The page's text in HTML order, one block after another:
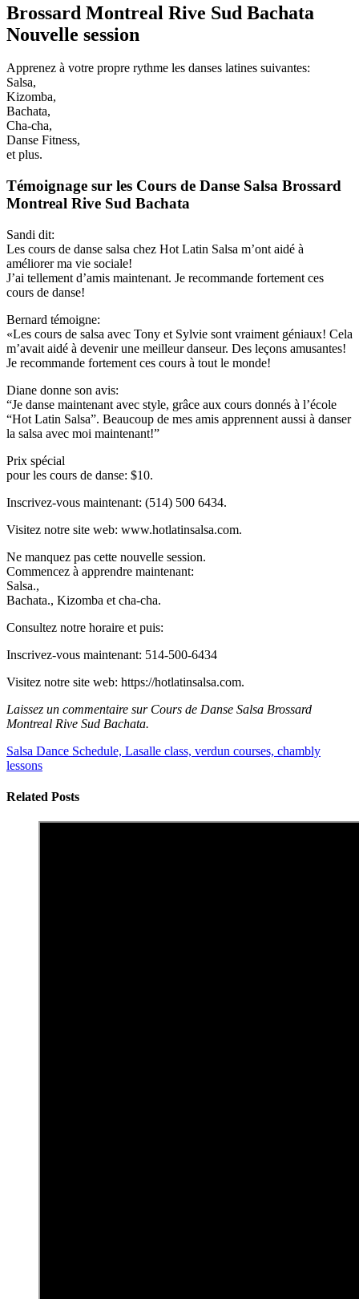
Brossard Montreal Rive Sud Bachata
Nouvelle session
Apprenez à votre propre rythme les danses latines suivantes:
Salsa,
Kizomba,
Bachata,
Cha-cha,
Danse Fitness,
et plus.
Témoignage sur les Cours de Danse Salsa Brossard
Montreal Rive Sud Bachata
Sandi dit:
Les cours de danse salsa chez Hot Latin Salsa m’ont aidé à
améliorer ma vie sociale!
J’ai tellement d’amis maintenant. Je recommande fortement ces
cours de danse!
Bernard témoigne:
«Les cours de salsa avec Tony et Sylvie sont vraiment géniaux! Cela
m’avait aidé à devenir une meilleur danseur. Des leçons amusantes!
Je recommande fortement ces cours à tout le monde!
Diane donne son avis:
“Je danse maintenant avec style, grâce aux cours donnés à l’école
“Hot Latin Salsa”. Beaucoup de mes amis apprennent aussi à danser
la salsa avec moi maintenant!”
Prix spécial
pour les cours de danse: $10.
Inscrivez-vous maintenant: (514) 500 6434.
Visitez notre site web: www.hotlatinsalsa.com.
Ne manquez pas cette nouvelle session.
Commencez à apprendre maintenant:
Salsa.,
Bachata., Kizomba et cha-cha.
Consultez notre horaire et puis:
Inscrivez-vous maintenant: 514-500-6434
Visitez notre site web: https://hotlatinsalsa.com.
Laissez un commentaire sur Cours de Danse Salsa Brossard
Montreal Rive Sud Bachata.
Salsa Dance Schedule, Lasalle class, verdun courses, chambly
lessons
Related Posts